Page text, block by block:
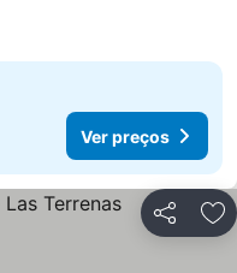
Ver preços
Partilhar